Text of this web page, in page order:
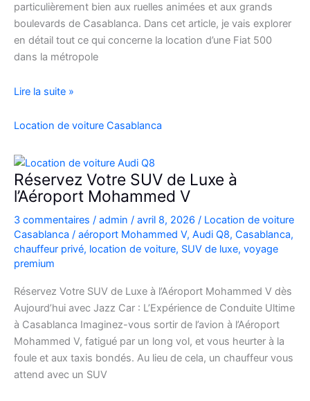
particulièrement bien aux ruelles animées et aux grands
boulevards de Casablanca. Dans cet article, je vais explorer
en détail tout ce qui concerne la location d’une Fiat 500
dans la métropole
Voyager
Casablanca
Fiat
500
:
pratiques
et
bons
Lire la suite »
Location de voiture Casablanca
Réservez Votre SUV de Luxe à
l’Aéroport Mohammed V
3 commentaires / admin / avril 8, 2026 / Location de voiture
Casablanca / aéroport Mohammed V, Audi Q8, Casablanca,
chauffeur privé, location de voiture, SUV de luxe, voyage
premium
Réservez Votre SUV de Luxe à l’Aéroport Mohammed V dès
Aujourd’hui avec Jazz Car : L’Expérience de Conduite Ultime
à Casablanca Imaginez-vous sortir de l’avion à l’Aéroport
Mohammed V, fatigué par un long vol, et vous heurter à la
foule et aux taxis bondés. Au lieu de cela, un chauffeur vous
attend avec un SUV